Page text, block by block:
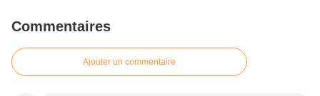
Commentaires
Ajouter un commentaire